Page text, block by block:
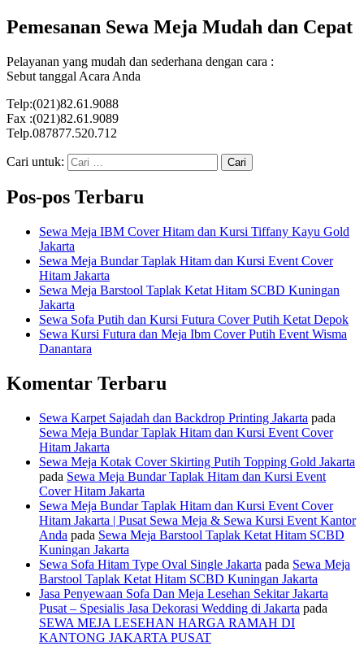
Pemesanan Sewa Meja Mudah dan Cepat
Pelayanan yang mudah dan sederhana dengan cara :
Sebut tanggal Acara Anda
Telp:(021)82.61.9088
Fax :(021)82.61.9089
Telp.087877.520.712
Cari untuk:
Pos-pos Terbaru
Sewa Meja IBM Cover Hitam dan Kursi Tiffany Kayu Gold
Jakarta
Sewa Meja Bundar Taplak Hitam dan Kursi Event Cover
Hitam Jakarta
Sewa Meja Barstool Taplak Ketat Hitam SCBD Kuningan
Jakarta
Sewa Sofa Putih dan Kursi Futura Cover Putih Ketat Depok
Sewa Kursi Futura dan Meja Ibm Cover Putih Event Wisma
Danantara
Komentar Terbaru
Sewa Karpet Sajadah dan Backdrop Printing Jakarta pada
Sewa Meja Bundar Taplak Hitam dan Kursi Event Cover
Hitam Jakarta
Sewa Meja Kotak Cover Skirting Putih Topping Gold Jakarta
pada Sewa Meja Bundar Taplak Hitam dan Kursi Event
Cover Hitam Jakarta
Sewa Meja Bundar Taplak Hitam dan Kursi Event Cover
Hitam Jakarta | Pusat Sewa Meja & Sewa Kursi Event Kantor
Anda pada Sewa Meja Barstool Taplak Ketat Hitam SCBD
Kuningan Jakarta
Sewa Sofa Hitam Type Oval Single Jakarta pada Sewa Meja
Barstool Taplak Ketat Hitam SCBD Kuningan Jakarta
Jasa Penyewaan Sofa Dan Meja Lesehan Sekitar Jakarta
Pusat – Spesialis Jasa Dekorasi Wedding di Jakarta pada
SEWA MEJA LESEHAN HARGA RAMAH DI
KANTONG JAKARTA PUSAT